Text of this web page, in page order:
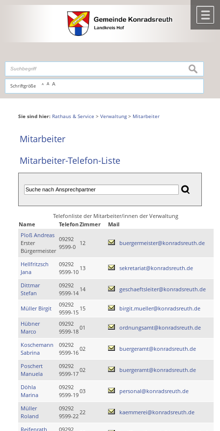
,zur Navigationoderzur Startseitespringen.
Schriftgröße A A A
suchen
Sie sind hier: Rathaus & Service > Verwaltung> Mitarbeiter
Mitarbeiter
Mitarbeiter-Telefon-Liste
Telefonliste der Mitarbeiter/innen der Verwaltung
Name
TelefonZimmer
Mail
Ploß Andreas
Erster
Bürgermeister
09292
9599-0
12 buergermeister@konradsreuth.de
Hellfritzsch
Jana
09292
9599-10
13 sekretariat@konradsreuth.de
Dittmar
Stefan
09292
9599-14
14 geschaeftsleiter@konradsreuth.de
Müller Birgit
09292
9599-15
15 birgit.mueller@konradsreuth.de
Hübner
Marco
09292
9599-18
01 ordnungsamt@konradsreuth.de
Koschemann
Sabrina
09292
9599-16
02 buergeramt@konradsreuth.de
Poschert
Manuela
09292
9599-17
02 buergeramt@konradsreuth.de
Döhla
Marina
09292
9599-19
03 personal@konradsreuth.de
Müller
Roland
09292
9599-22
22 kaemmerei@konradsreuth.de
Reifenrath
09292